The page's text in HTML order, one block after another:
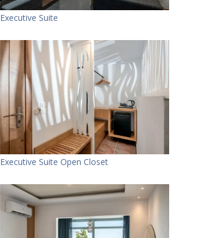
Executive Suite
Executive Suite Open Closet